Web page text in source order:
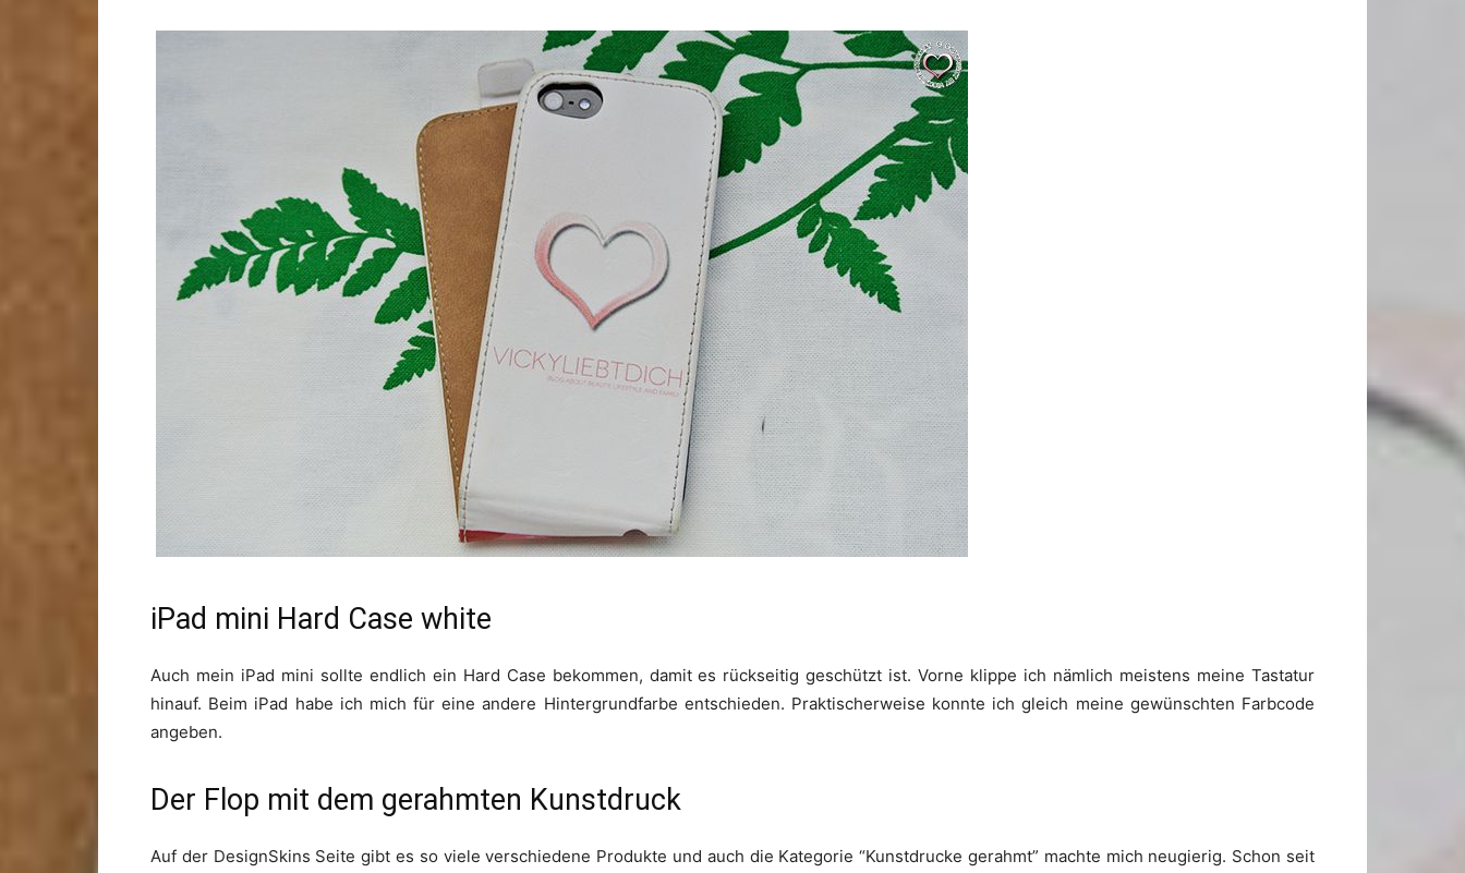
iPad mini Hard Case white
Auch mein iPad mini sollte endlich ein Hard Case bekommen, damit es rückseitig geschützt ist. Vorne klippe ich nämlich meistens meine Tastatur
hinauf. Beim iPad habe ich mich für eine andere Hintergrundfarbe entschieden. Praktischerweise konnte ich gleich meine gewünschten Farbcode
angeben.
Der Flop mit dem gerahmten Kunstdruck
Auf der DesignSkins Seite gibt es so viele verschiedene Produkte und auch die Kategorie “Kunstdrucke gerahmt” machte mich neugierig. Schon seit